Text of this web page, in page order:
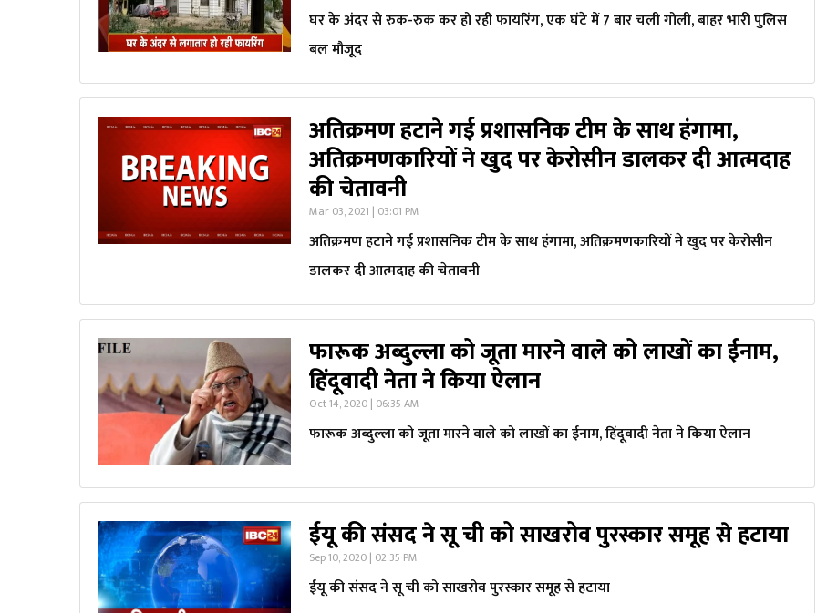
घर के अंदर से रुक-रुक कर हो रही फायरिंग, एक घंटे में 7 बार चली गोली, बाहर भारी पुलिस
बल मौजूद
अतिक्रमण हटाने गई प्रशा​सनिक टीम के साथ हंगामा,
अतिक्रमणकारियों ने खुद पर केरोसीन डालकर दी आत्मदाह
की चेतावनी
Mar 03, 2021 | 03:01 PM
अतिक्रमण हटाने गई प्रशा​सनिक टीम के साथ हंगामा, अतिक्रमणकारियों ने खुद पर केरोसीन
डालकर दी आत्मदाह की चेतावनी
फारूक अब्दुल्ला को जूता मारने वाले को लाखों का ईनाम,
हिंदूवादी नेता ने किया ऐलान
Oct 14, 2020 | 06:35 AM
फारूक अब्दुल्ला को जूता मारने वाले को लाखों का ईनाम, हिंदूवादी नेता ने किया ऐलान
ईयू की संसद ने सू ची को साखरोव पुरस्कार समूह से हटाया
Sep 10, 2020 | 02:35 PM
ईयू की संसद ने सू ची को साखरोव पुरस्कार समूह से हटाया